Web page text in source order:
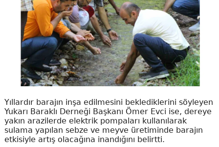
Yıllardır barajın inşa edilmesini beklediklerini söyleyen
Yukarı Baraklı Derneği Başkanı Ömer Evci ise, dereye
yakın arazilerde elektrik pompaları kullanılarak
sulama yapılan sebze ve meyve üretiminde barajın
etkisiyle artış olacağına inandığını belirtti.